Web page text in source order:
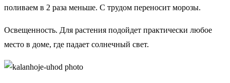
поливаем в 2 раза меньше. С трудом переносит морозы.
Освещенность. Для растения подойдет практически любое
место в доме, где падает солнечный свет.